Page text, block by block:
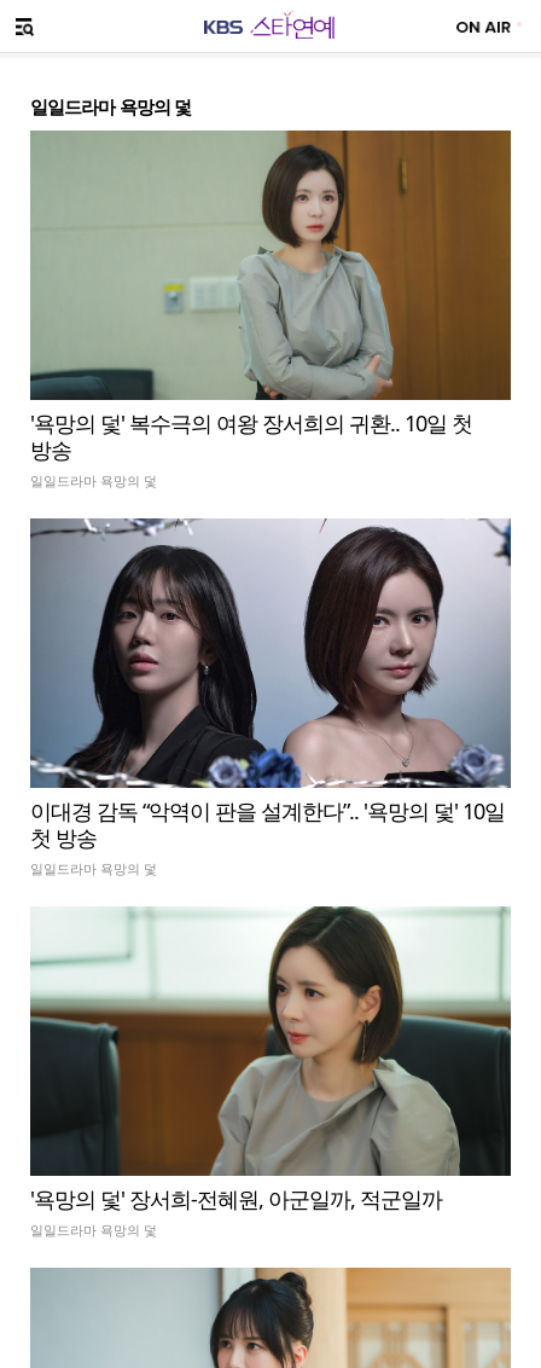
메뉴 열기
일일드라마 욕망의 덫
'욕망의 덫' 복수극의 여왕 장서희의 귀환.. 10일 첫
방송
일일드라마 욕망의 덫
이대경 감독 “악역이 판을 설계한다”.. '욕망의 덫' 10일
첫 방송
일일드라마 욕망의 덫
'욕망의 덫' 장서희-전혜원, 아군일까, 적군일까
일일드라마 욕망의 덫